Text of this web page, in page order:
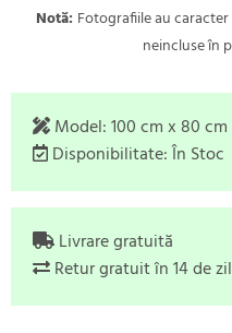
Notă: Fotografiile au
neincluse în
Model:100 cm x 80 cm
Disponibilitate:În Stoc
Livrare gratuită
Retur gratuit în 14 de